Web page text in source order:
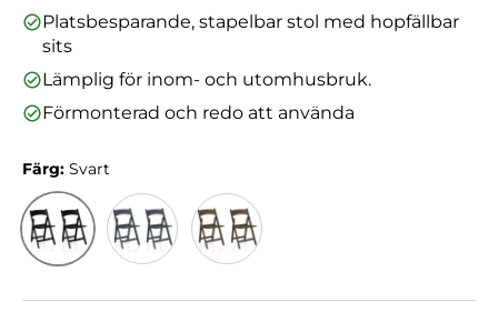
Platsbesparande, stapelbar stol med hopfällbar
sits
Lämplig för inom- och utomhusbruk.
Förmonterad och redo att använda
Färg: Svart
Svart